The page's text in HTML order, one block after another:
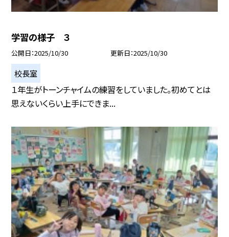
学習の様子 ３
公開日 2025/10/30 更新日 2025/10/30
校長室
１年生がトーンチャイムの練習をしていました。初めてとは
思えないくらい上手にできま...